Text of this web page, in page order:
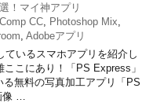
！マイ神アプリ
Comp CC Photoshop Mix
Adobeアプリ
ているスマホアプリを紹介し
こにあり！「PS Express」
無料の写真加工アプリ「PS
…